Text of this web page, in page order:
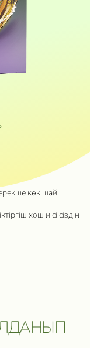
көк шай.
хош иісі сіздің